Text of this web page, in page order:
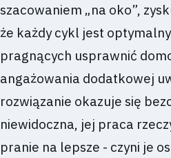
szacowaniem „na oko”,
że każdy cykl jest
pragnących usprawnić
angażowania dodatkowej
rozwiązanie okazuje się
niewidoczna, jej praca
pranie na lepsze - czyni je